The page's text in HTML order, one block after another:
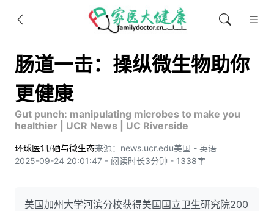
肠道一击：操纵微生物助你
更健康
Gut punch: manipulating microbes to make you
healthier | UCR News | UC Riverside
环球医讯/硒与微生态来源：news.ucr.edu美国 - 英语
2025-09-24 20:01:47 - 阅读时长3分钟 - 1338字
美国加州大学河滨分校获得美国国立卫生研究院200